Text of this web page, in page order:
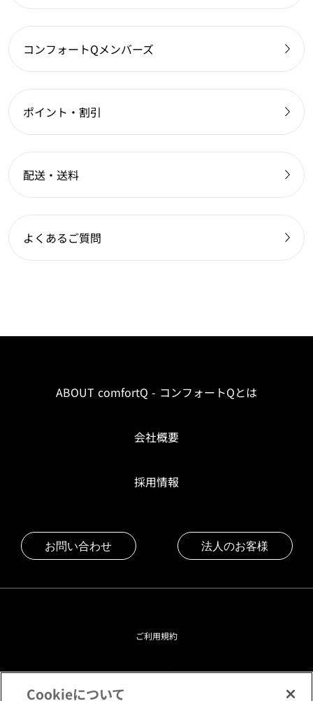
コンフォートQメンバーズ
ポイント・割引
配送・送料
よくあるご質問
ABOUT comfortQ - コンフォートQとは
会社概要
採用情報
お問い合わせ 法人のお客様
ご利用規約
プライバシーポリシー
Cookieについて